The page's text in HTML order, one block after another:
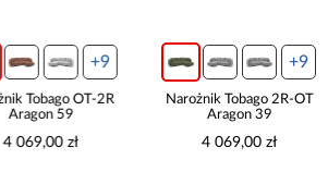
+9
Narożnik Tobago 2R-OT
Narożnik